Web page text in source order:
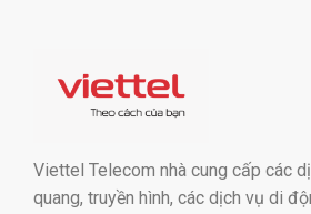
Viettel Telecom nhà cung cấp các
quang, truyền hình, các dịch vụ di